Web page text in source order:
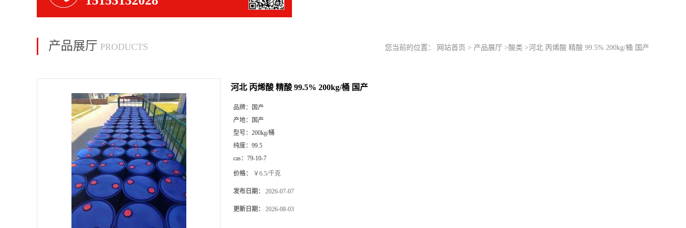
产品展厅 PRODUCTS 您当前的位置： 网站首页 > 产品展厅 >酸类 >河北 丙烯酸 精酸 99.5% 200kg/桶 国产
河北 丙烯酸 精酸 99.5% 200kg/桶 国产
品牌：
国产
产地：
国产
型号： 200kg/桶
纯度： 99.5
cas： 79-10-7
价格： ￥6.5/千克
发布日期： 2026-07-07
更新日期： 2026-08-03